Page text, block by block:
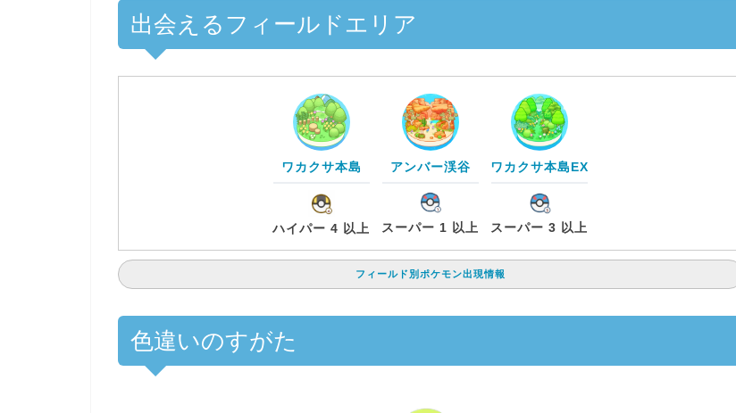
出会えるフィールドエリア
ワカクサ本島
ハイパー 4 以上
アンバー渓谷
スーパー 1 以上
ワカクサ本島EX
スーパー 3 以上
フィールド別ポケモン出現情報
色違いのすがた